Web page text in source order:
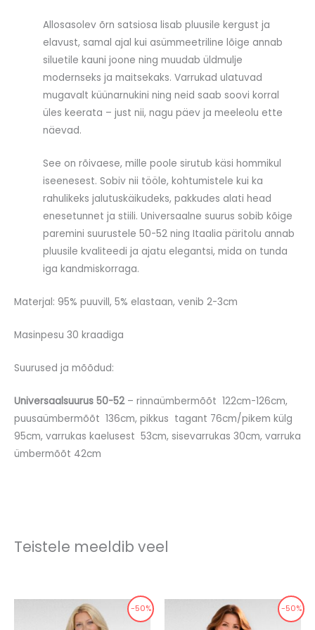
Allosasolev õrn satsiosa lisab pluusile kergust ja
elavust, samal ajal kui asümmeetriline lõige annab
siluetile kauni joone ning muudab üldmulje
modernseks ja maitsekaks. Varrukad ulatuvad
mugavalt küünarnukini ning neid saab soovi korral
üles keerata – just nii, nagu päev ja meeleolu ette
näevad.
See on rõivaese, mille poole sirutub käsi hommikul
iseenesest. Sobiv nii tööle, kohtumistele kui ka
rahulikeks jalutuskäikudeks, pakkudes alati head
enesetunnet ja stiili. Universaalne suurus sobib kõige
paremini suurustele 50-52 ning Itaalia päritolu annab
pluusile kvaliteedi ja ajatu elegantsi, mida on tunda
iga kandmiskorraga.
Materjal: 95% puuvill, 5% elastaan, venib 2-3cm
Masinpesu 30 kraadiga
Suurused ja mõõdud:
Universaalsuurus 50-52 – rinnaümbermõõt 122cm-126cm,
puusaümbermõõt 136cm, pikkus tagant 76cm/pikem külg
95cm, varrukas kaelusest 53cm, sisevarrukas 30cm, varruka
ümbermõõt 42cm
Teistele meeldib veel
-50% -50%